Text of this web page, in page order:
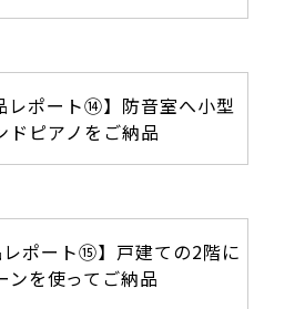
レポート⑭】防音室へ小型
ドピアノをご納品
レポート⑮】戸建ての2階に
ンを使ってご納品